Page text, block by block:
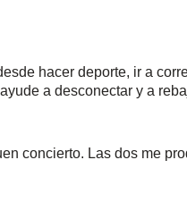
hacer deporte, ir a
a desconectar y a
concierto. Las dos me